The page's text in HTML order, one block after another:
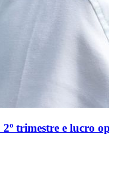
trimestre e lucro